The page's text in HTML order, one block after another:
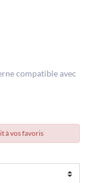
compatible avec
à vos favoris